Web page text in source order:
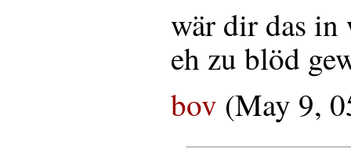
wär dir das
eh zu blöd
bov (May 9,